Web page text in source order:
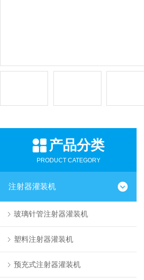
产品分类
PRODUCT CATEGORY
注射器灌装机
玻璃针管注射器灌装机
塑料注射器灌装机
预充式注射器灌装机